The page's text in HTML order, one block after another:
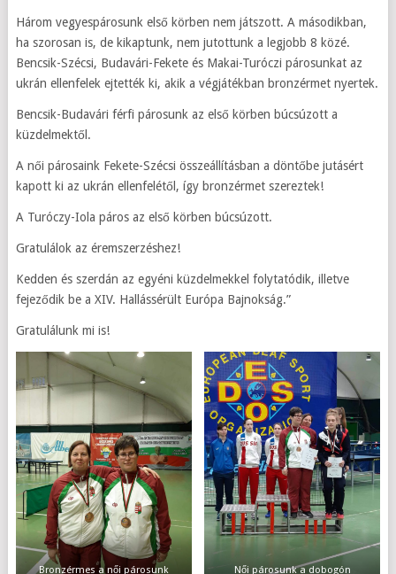
Három vegyespárosunk első körben nem játszott. A másodikban,
ha szorosan is, de kikaptunk, nem jutottunk a legjobb 8 közé.
Bencsik-Szécsi, Budavári-Fekete és Makai-Turóczi párosunkat az
ukrán ellenfelek ejtették ki, akik a végjátékban bronzérmet nyertek.
Bencsik-Budavári férfi párosunk az első körben búcsúzott a
küzdelmektől.
A női párosaink Fekete-Szécsi összeállításban a döntőbe jutásért
kapott ki az ukrán ellenfelétől, így bronzérmet szereztek!
A Turóczy-Iola páros az első körben búcsúzott.
Gratulálok az éremszerzéshez!
Kedden és szerdán az egyéni küzdelmekkel folytatódik, illetve
fejeződik be a XIV. Hallássérült Európa Bajnokság.”
Gratulálunk mi is!
Bronzérmes a női párosunk Női párosunk a dobogón